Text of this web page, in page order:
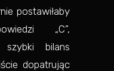
postawiłaby
„C”,
szybki bilans
dopatrując